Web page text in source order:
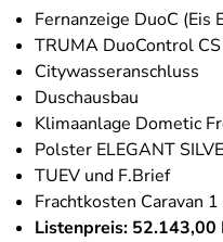
Fernanzeige DuoC (Eis
TRUMA DuoControl
Citywasseranschluss
Duschausbau
Klimaanlage Dometic
Polster ELEGANT
TUEV und F.Brief
Frachtkosten Caravan
Listenpreis: 52.143,00